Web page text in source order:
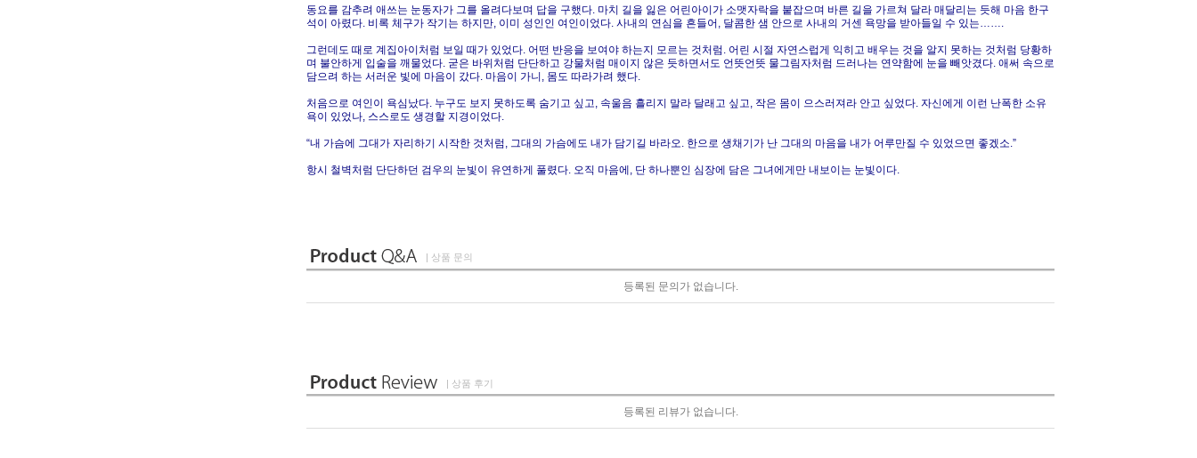
동요를 감추려 애쓰는 눈동자가 그를 올려다보며 답을 구했다. 마치 길을 잃은 어린아이가 소맷자락을 붙잡으며 바른 길을 가르쳐 달라 매달리는 듯해 마음 한구
석이 아렸다. 비록 체구가 작기는 하지만, 이미 성인인 여인이었다. 사내의 연심을 흔들어, 달콤한 샘 안으로 사내의 거센 욕망을 받아들일 수 있는…….
그런데도 때로 계집아이처럼 보일 때가 있었다. 어떤 반응을 보여야 하는지 모르는 것처럼. 어린 시절 자연스럽게 익히고 배우는 것을 알지 못하는 것처럼 당황하
며 불안하게 입술을 깨물었다. 굳은 바위처럼 단단하고 강물처럼 매이지 않은 듯하면서도 언뜻언뜻 물그림자처럼 드러나는 연약함에 눈을 빼앗겼다. 애써 속으로
담으려 하는 서러운 빛에 마음이 갔다. 마음이 가니, 몸도 따라가려 했다.
처음으로 여인이 욕심났다. 누구도 보지 못하도록 숨기고 싶고, 속울음 흘리지 말라 달래고 싶고, 작은 몸이 으스러져라 안고 싶었다. 자신에게 이런 난폭한 소유
욕이 있었나, 스스로도 생경할 지경이었다.
“내 가슴에 그대가 자리하기 시작한 것처럼, 그대의 가슴에도 내가 담기길 바라오. 한으로 생채기가 난 그대의 마음을 내가 어루만질 수 있었으면 좋겠소.”
항시 철벽처럼 단단하던 검우의 눈빛이 유연하게 풀렸다. 오직 마음에, 단 하나뿐인 심장에 담은 그녀에게만 내보이는 눈빛이다.
| 상품 문의
등록된 문의가 없습니다.
| 상품 후기
등록된 리뷰가 없습니다.